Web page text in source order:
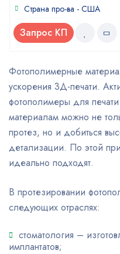
Страна про-ва - США
Запрос КП
Фотополимерные
ускорения 3Д-печати.
фотополимеры для
материалам можно не
протез, но и добиться
детализации. По этой
идеально подходят.
В протезировании
следующих отраслях:
стоматология –
имплантатов;